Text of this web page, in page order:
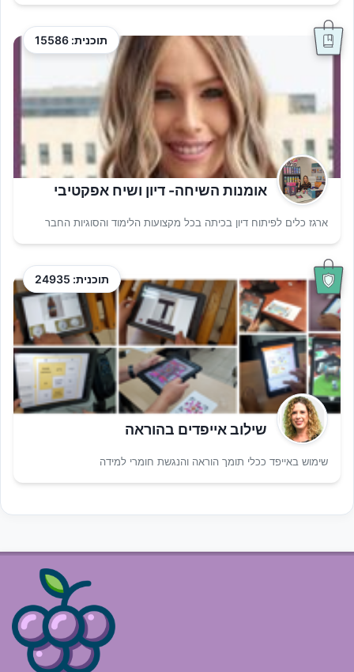
תוכנית: 15586
אומנות השיחה- דיון ושיח אפקטיבי
ארגז כלים לפיתוח דיון בכיתה בכל מקצועות הלימוד והסוגיות החבר
תוכנית: 24935
שילוב אייפדים בהוראה
שימוש באייפד ככלי תומך הוראה והנגשת חומרי למידה